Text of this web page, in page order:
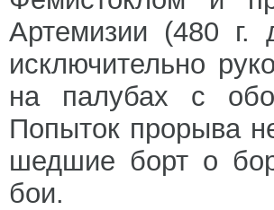
Артемизии (480 г.
исключительно
на палубах с
Попыток прорыва
шедшие борт о
бои.